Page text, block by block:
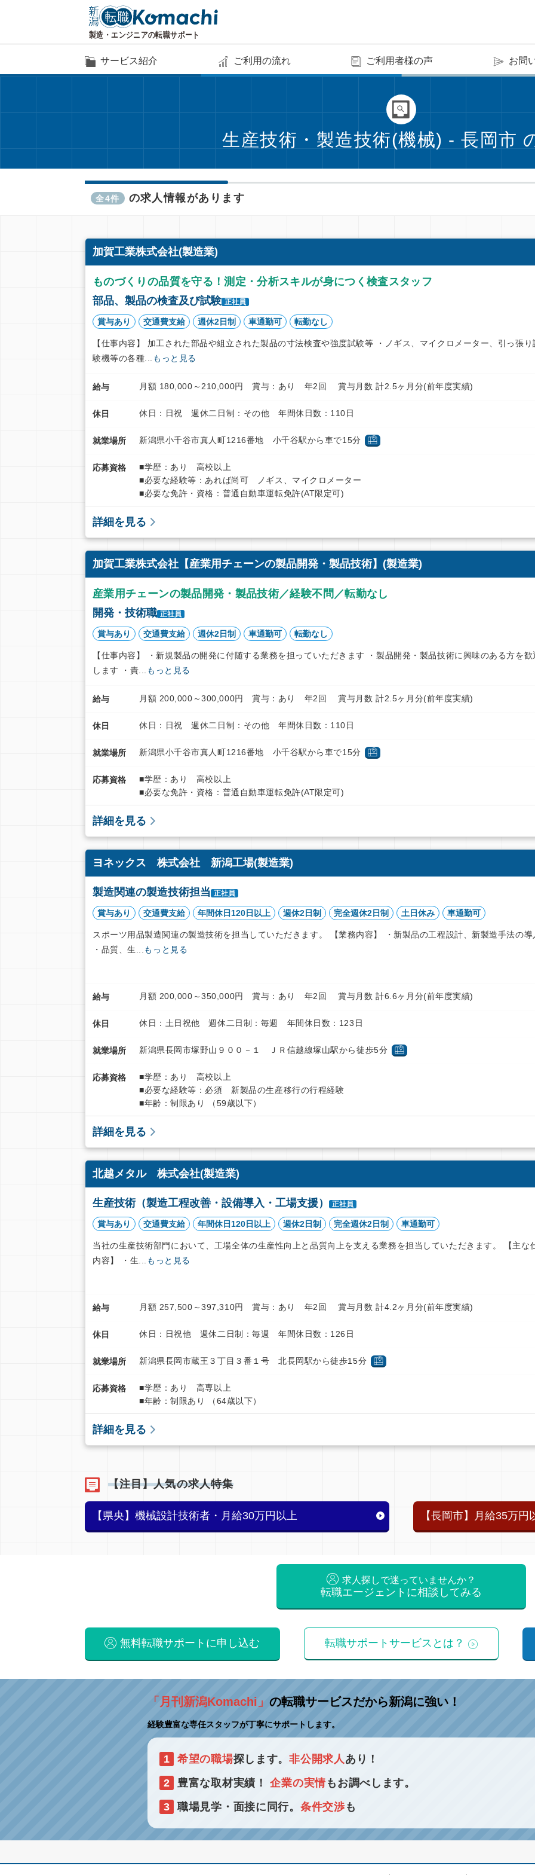
サービス紹介 ご利用の流れ ご利用者様の声 お問
生産技術・製造技術(機械) - 長岡市
全4件 の求人情報があります
加賀工業株式会社(製造業)
ものづくりの品質を守る！測定・分析スキルが身につく検査スタッフ
部品、製品の検査及び試験 正社員
賞与あり 交通費支給 週休2日制 車通勤可 転勤なし
【仕事内容】 加工された部品や組立された製品の寸法検査や強度試験等 ・ノギス、マイクロメーター、引っ張り
験機等の各種...
もっと見る
給与 月額 180,000～210,000円 賞与：あり 年2回 賞与月数 計2.5ヶ月分(前年度実績)
休日 休日：日祝 週休二日制：その他 年間休日数：110日
就業場所 新潟県小千谷市真人町1216番地 小千谷駅から車で15分
応募資格
■学歴：あり 高校以上
■必要な経験等：あれば尚可 ノギス、マイクロメーター
■必要な免許・資格：普通自動車運転免許(AT限定可)
詳細を見る
加賀工業株式会社【産業用チェーンの製品開発・製品技術】(製造業)
産業用チェーンの製品開発・製品技術／経験不問／転勤なし
開発・技術職 正社員
賞与あり 交通費支給 週休2日制 車通勤可 転勤なし
【仕事内容】 ・新規製品の開発に付随する業務を担っていただきます ・製品開発・製品技術に興味のある方を歓
します ・責...
もっと見る
給与 月額 200,000～300,000円 賞与：あり 年2回 賞与月数 計2.5ヶ月分(前年度実績)
休日 休日：日祝 週休二日制：その他 年間休日数：110日
就業場所 新潟県小千谷市真人町1216番地 小千谷駅から車で15分
応募資格
■学歴：あり 高校以上
■必要な免許・資格：普通自動車運転免許(AT限定可)
詳細を見る
ヨネックス 株式会社 新潟工場(製造業)
製造関連の製造技術担当 正社員
賞与あり 交通費支給 年間休日120日以上 週休2日制 完全週休2日制 土日休み 車通勤可
スポーツ用品製造関連の製造技術を担当していただきます。 【業務内容】 ・新製品の工程設計、新製造手法の導
・品質、生... もっと見る
給与 月額 200,000～350,000円 賞与：あり 年2回 賞与月数 計6.6ヶ月分(前年度実績)
休日 休日：土日祝他 週休二日制：毎週 年間休日数：123日
就業場所 新潟県長岡市塚野山９００－１ ＪＲ信越線塚山駅から徒歩5分
応募資格
■学歴：あり 高校以上
■必要な経験等：必須 新製品の生産移行の行程経験
■年齢：制限あり （59歳以下）
詳細を見る
北越メタル 株式会社(製造業)
生産技術（製造工程改善・設備導入・工場支援） 正社員
賞与あり 交通費支給 年間休日120日以上 週休2日制 完全週休2日制 車通勤可
当社の生産技術部門において、工場全体の生産性向上と品質向上を支える業務を担当していただきます。 【主な
内容】 ・生...
もっと見る
給与 月額 257,500～397,310円 賞与：あり 年2回 賞与月数 計4.2ヶ月分(前年度実績)
休日 休日：日祝他 週休二日制：毎週 年間休日数：126日
就業場所 新潟県長岡市蔵王３丁目３番１号 北長岡駅から徒歩15分
応募資格
■学歴：あり 高専以上
■年齢：制限あり （64歳以下）
詳細を見る
【注目】人気の求人特集
【県央】機械設計技術者・月給30万円以上 【長岡市】月給35万
求人探しで迷っていませんか？
転職エージェントに相談してみる
無料転職サポートに申し込む 転職サポートサービスとは？
「月刊新潟Komachi」 の転職サービスだから新潟に強い！
経験豊富な専任スタッフが丁寧にサポートします。
1 希望の職場探します。非公開求人 あり！
2
豊富な取材実績！企業の実情もお調べします。
3
職場見学・面接に同行。 条件交渉も